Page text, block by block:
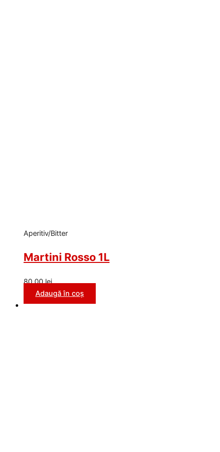
Aperitiv/Bitter
Martini Rosso 1L
80,00lei
Adaugă în coș